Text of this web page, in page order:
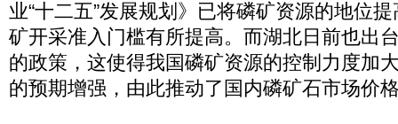
业“十二五”发展规划》已将磷矿资源的地位
矿开采准入门槛有所提高。而湖北日前也出
的政策，这使得我国磷矿资源的控制力度加
的预期增强，由此推动了国内磷矿石市场价